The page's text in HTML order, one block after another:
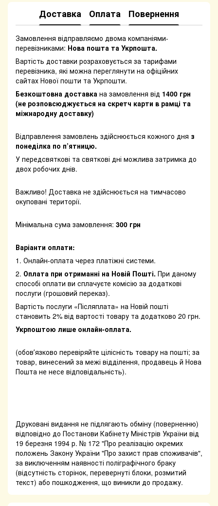
Доставка Оплата Повернення
Замовлення відправляємо двома компаніями-
перевізниками: Нова пошта та Укрпошта.
Вартість доставки розраховується за тарифами
перевізника, які можна переглянути на офіційних
сайтах Нової пошти та Укрпошти.
Безкоштовна доставка на замовлення від 1400 грн
(не розповсюджується на скретч карти в рамці та
міжнародну доставку)
Відправлення замовлень здійснюється кожного дня з
понеділка по п’ятницю.
У передсвяткові та святкові дні можлива затримка до
двох робочих днів.
Важливо! Доставка не здійснюється на тимчасово
окуповані території.
Мінімальна сума замовлення: 300 грн
Варіанти оплати:
1. Онлайн-оплата через платіжні системи.
2. Оплата при отриманні на Новій Пошті. При даному
способі оплати ви сплачуєте комісію за додаткові
послуги (грошовий переказ).
Вартість послуги «Післяплата» на Новій пошті
становить 2% від вартості товару та додатково 20 грн.
Укрпоштою лише онлайн-оплата.
(обовʼязково перевіряйте цілісність товару на пошті; за
товар, винесений за межі відділення, продавець й Нова
Пошта не несе відповідальність).
Друковані видання не підлягають обміну (поверненню)
відповідно до Постанови Кабінету Міністрів України від
19 березня 1994 р. № 172 "Про реалізацію окремих
положень Закону України "Про захист прав споживачів",
за виключенням наявності поліграфічного браку
(відсутність сторінок, перевернуті блоки, розмитий
текст) або пошкодження, що виникли до продажу.